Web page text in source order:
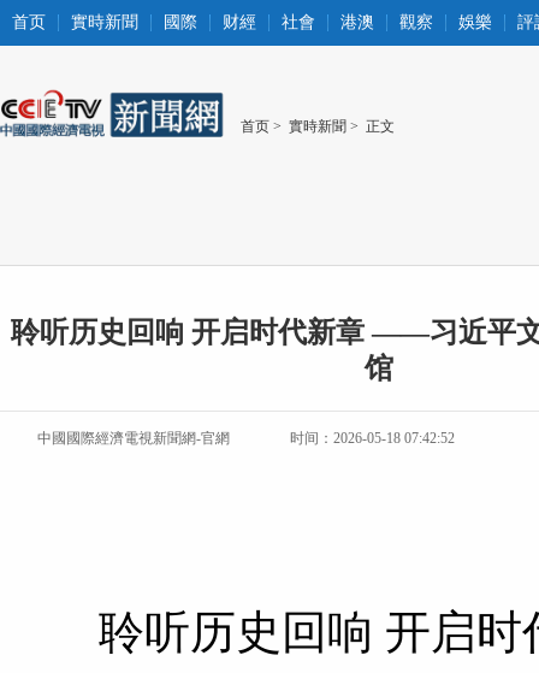
首页 實時新聞 國際 财經 社會 港澳 觀察 娛樂 評
首页 > 實時新聞 > 正文
聆听历史回响 开启时代新章 ——习近平
馆
中國國際經濟電視新聞網-官網 时间：2026-05-18 07:42:52
聆听历史回响 开启时